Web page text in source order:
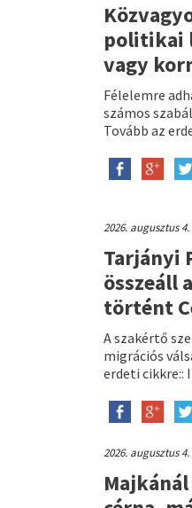
politikai
vagy
Félelemre
számos
Tovább az
2026. augusztus 4.
Tarjányi
összeáll
történt
A szakértő
migrációs
erdeti cikkre::
2026. augusztus 4.